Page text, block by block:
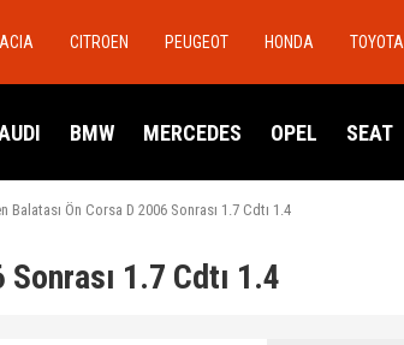
CITROEN PEUGEOT HONDA TOYOTA
BMW MERCEDES OPEL SEAT
Balatası Ön Corsa D 2006 Sonrası 1.7 Cdtı 1.4
1.7 Cdtı 1.4